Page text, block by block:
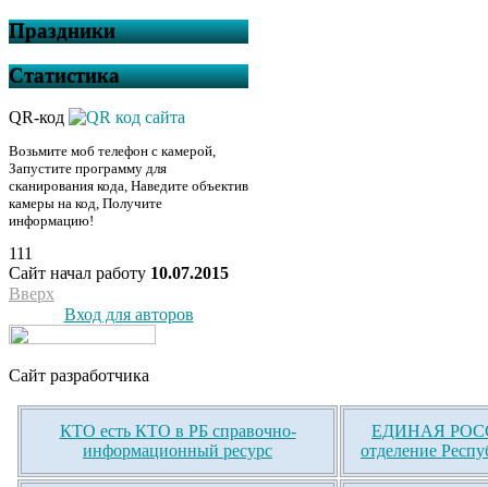
Праздники
Статистика
QR-код
Возьмите моб телефон с камерой,
Запустите программу для
сканирования кода, Наведите объектив
камеры на код, Получите
информацию!
111
Сайт начал работу 10.07.2015
Вверх
Вход для авторов
Сайт разработчика
КТО есть КТО в РБ справочно-
информационный ресурс
ЕДИНАЯ
отделение